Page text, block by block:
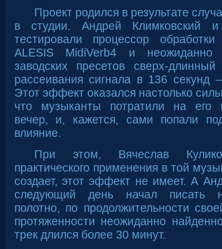
Проект родился в результате
в студии. Андрей Климковский и
тестировали процессор
ALESIS MidiVerb4 и неожиданно
заводских пресетов сверх-
рассеивания сигнала в 136 секунд
Этот эффект оказался настолько
что музыканты потратили на его
вечер, и, кажется, сами попали
влияние.
При этом, Вячеслав
практического применения в той
создает, этот эффект не имеет. А
следующий день начал писать
полотно, по продолжительности
протяженности неожиданно
трек длился более 30 минут.